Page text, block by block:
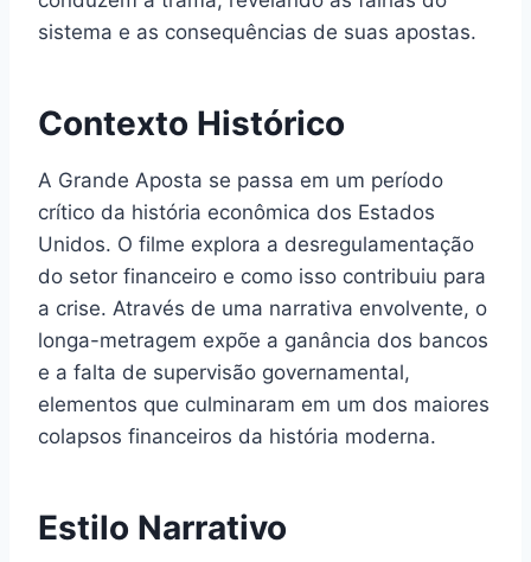
sistema e as consequências de suas apostas.
Contexto Histórico
A Grande Aposta se passa em um período
crítico da história econômica dos Estados
Unidos. O filme explora a desregulamentação
do setor financeiro e como isso contribuiu para
a crise. Através de uma narrativa envolvente, o
longa-metragem expõe a ganância dos bancos
e a falta de supervisão governamental,
elementos que culminaram em um dos maiores
colapsos financeiros da história moderna.
Estilo Narrativo